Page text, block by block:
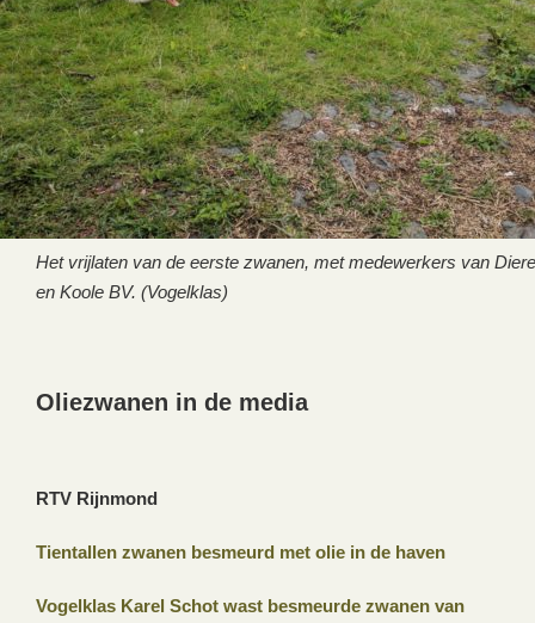
Het vrijlaten van de eerste zwanen, met medewerkers van
en Koole BV. (Vogelklas)
Oliezwanen in de media
RTV Rijnmond
Tientallen zwanen besmeurd met olie in de haven
Vogelklas Karel Schot wast besmeurde zwanen van